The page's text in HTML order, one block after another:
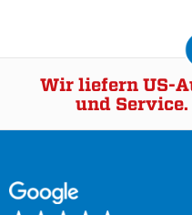
Wir liefern US-
und